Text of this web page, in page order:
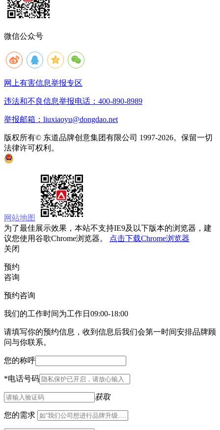
微信公众号
网上有害信息举报专区
违法和不良信息举报电话：400-890-8989
举报邮箱：liuxiaoyu@dongdao.net
版权所有© 东道品牌创意集团有限公司 1997-2026。保留一切
法律许可权利。
网站地图
为了最佳展示效果，本站不支持IE9及以下版本的浏览器，建
议您使用谷歌Chrome浏览器。
点击下载Chrome浏览器
关闭
预约
咨询
预约咨询
我们的工作时间为工作日09:00-18:00
请填写你的预约信息，收到信息后我们会第一时间安排品牌顾
问与你联系。
您的称呼
*电话号码
获取
您的需求